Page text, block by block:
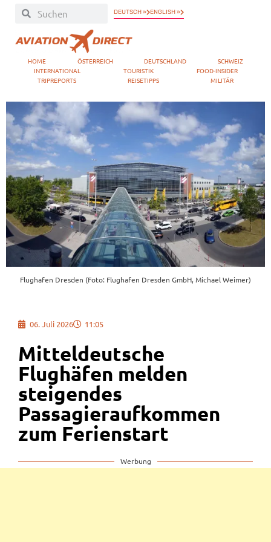
DEUTSCH » ENGLISH »
HOME ÖSTERREICH DEUTSCHLAND
SCHWEIZ
INTERNATIONAL
TOURISTIK
FOOD-INSIDER
TRIPREPORTS
REISETIPPS MILITÄR
Flughafen Dresden (Foto: Flughafen Dresden GmbH, Michael Weimer)
06. Juli 2026 11:05
Mitteldeutsche
Flughäfen melden
steigendes
Passagieraufkommen
zum Ferienstart
Werbung